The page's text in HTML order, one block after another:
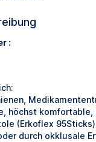
:
höchst komfortable,
(Erkoflex
durch okklusale